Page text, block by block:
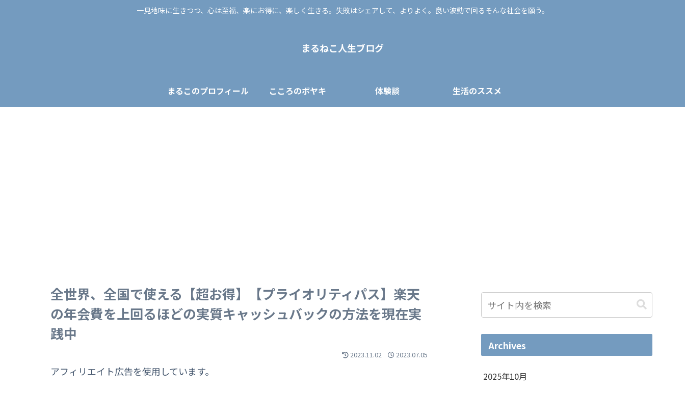
一見地味に生きつつ、心は至福、楽にお得に、楽しく生きる。失敗はシェアして、よりよく。良い波動で回るそんな社会を願う。
まるねこ人生ブログ
まるこのプロフィール こころのボヤキ 体験談 生活のススメ
全世界、全国で使える【超お得】【プライオリティパス】楽天
の年会費を上回るほどの実質キャッシュバックの方法を現在実
践中
2023.11.02 2023.07.05
アフィリエイト広告を使用しています。
Archives
2025年10月